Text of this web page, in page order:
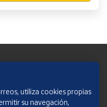
utiliza cookies propias
su navegación,